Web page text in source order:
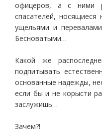
офицеров, а с ними
спасателей,
ущельями и
Бесноватыми…
Какой же
подпитывать
основанные надежды,
если бы и не корысти
заслужишь…
Зачем?!